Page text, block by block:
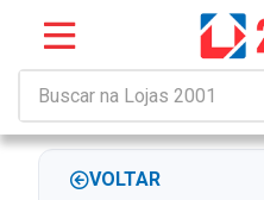
VOLTAR